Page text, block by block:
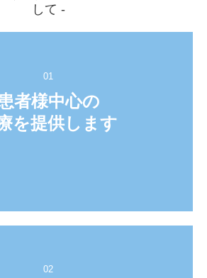
して -
01
者様中心の
を提供します
02